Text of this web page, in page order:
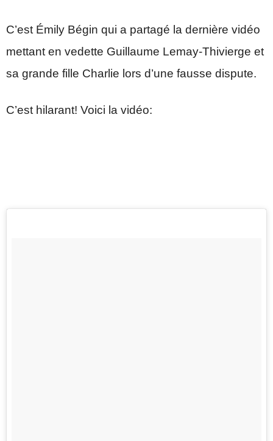
C’est Émily Bégin qui a partagé la dernière vidéo
mettant en vedette Guillaume Lemay-Thivierge et
sa grande fille Charlie lors d’une fausse dispute.
C’est hilarant! Voici la vidéo: